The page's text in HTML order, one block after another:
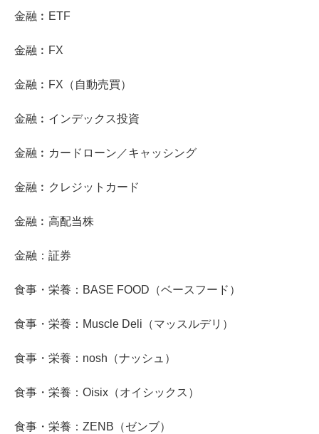
金融︰ETF
金融︰FX
金融︰FX（自動売買）
金融︰インデックス投資
金融︰カードローン／キャッシング
金融︰クレジットカード
金融︰高配当株
金融：証券
食事・栄養：BASE FOOD（ベースフード）
食事・栄養：Muscle Deli（マッスルデリ）
食事・栄養：nosh（ナッシュ）
食事・栄養：Oisix（オイシックス）
食事・栄養：ZENB（ゼンブ）